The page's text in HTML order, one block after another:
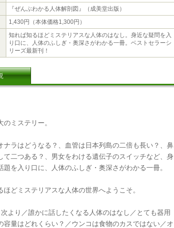
『ぜんぶわかる人体解剖図』（成美堂出版）
1,430円（本体価格1,300円）
知れば知るほどミステリアスな人体のはなし。身近な疑問を入
り口に、人体のふしぎ・奥深さがわかる一冊。ベストセラーシ
リーズ最新刊！
ミステリー。
ラはどうなる？、血管は日本列島の二倍も長い？、鼻
て二つある？、男女をわける遺伝子のスイッチなど、身
題を入り口に、人体のふしぎ・奥深さがわかる一冊。
どミステリアスな人体の世界へようこそ。
より／誰かに話したくなる人体のはなし／とても器用
容量はどれくらい？／ウンコは食物のカスではない／オ